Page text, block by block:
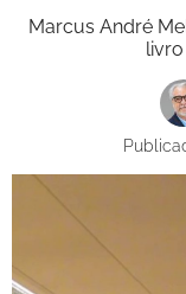
Marcus André